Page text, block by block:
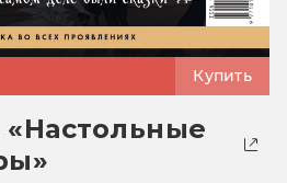
Купить